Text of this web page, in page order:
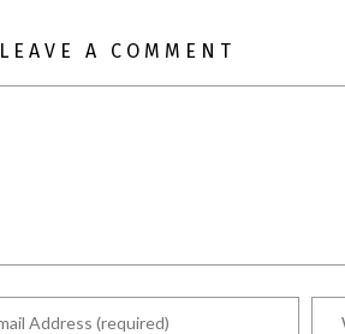
LEAVE A COMMENT